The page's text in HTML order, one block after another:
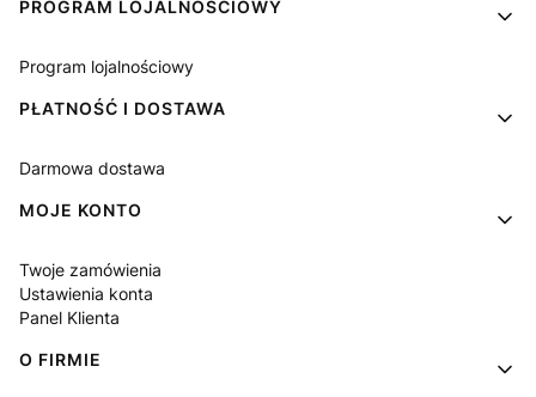
PROGRAM LOJALNOŚCIOWY
Program lojalnościowy
PŁATNOŚĆ I DOSTAWA
Darmowa dostawa
MOJE KONTO
Twoje zamówienia
Ustawienia konta
Panel Klienta
O FIRMIE